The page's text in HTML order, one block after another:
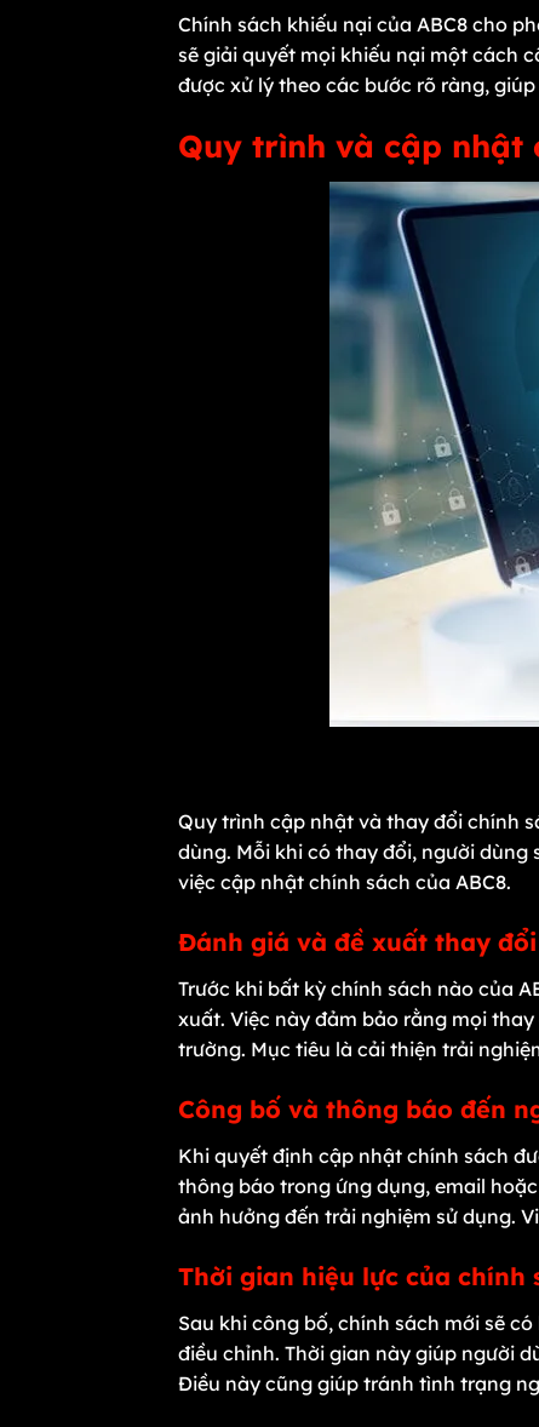
Chính sách khiếu nại của ABC8 cho
sẽ giải quyết mọi khiếu nại một cách
được xử lý theo các bước rõ ràng,
Quy trình và cập nhật
Quy trình cập nhật và thay đổi chính
dùng. Mỗi khi có thay đổi, người
việc cập nhật chính sách của ABC8.
Đánh giá và đề xuất thay đổi
Trước khi bất kỳ chính sách nào của
xuất. Việc này đảm bảo rằng mọi
trường. Mục tiêu là cải thiện trải
Công bố và thông báo đến
Khi quyết định cập nhật chính sách
thông báo trong ứng dụng, email
ảnh hưởng đến trải nghiệm sử dụng.
Thời gian hiệu lực của chính
Sau khi công bố, chính sách mới sẽ
điều chỉnh. Thời gian này giúp người
Điều này cũng giúp tránh tình trạng